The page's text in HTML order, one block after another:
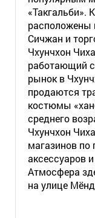
«Такгальби».
расположены
Сичжан и
Чхунчхон
работающий
рынок в
продаются
костюмы
среднего
Чхунчхон
магазинов
аксессуаров
Атмосфера
на улице